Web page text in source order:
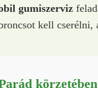
gumiszerviz
kell